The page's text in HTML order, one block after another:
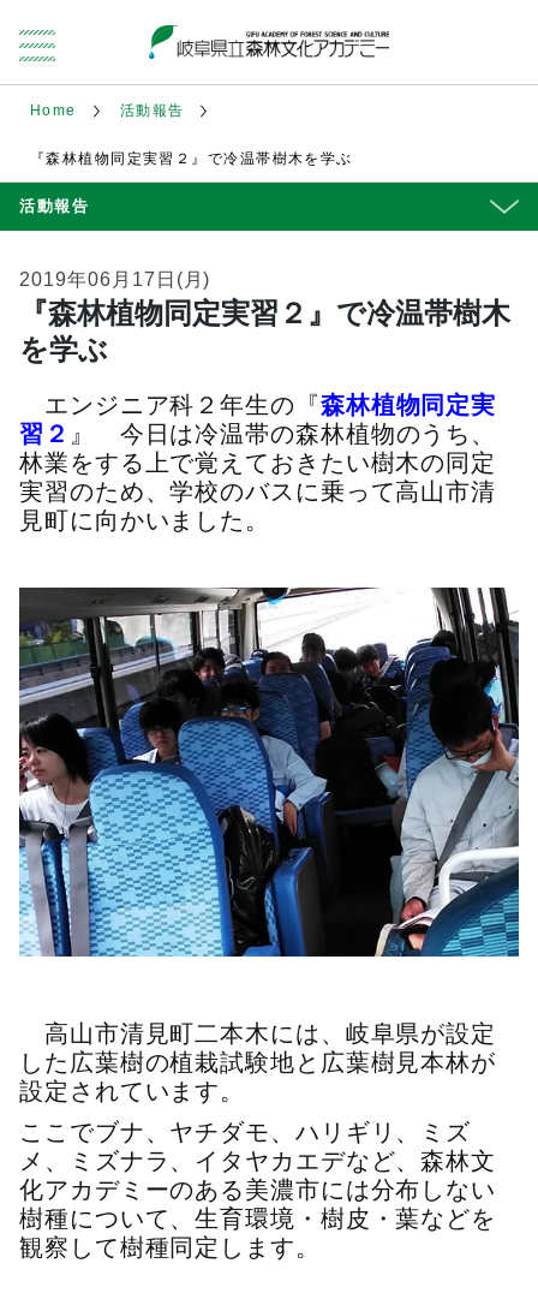
Home 活動報告
『森林植物同定実習２』で冷温帯樹木を学ぶ
活動報告
2019年06月17日(月)
『森林植物同定実習２』で冷温帯樹木
を学ぶ
エンジニア科２年生の『森林植物同定実
習２ 』 今日は冷温帯の森林植物のうち、
林業をする上で覚えておきたい樹木の同定
実習のため、学校のバスに乗って高山市清
見町に向かいました。
高山市清見町二本木には、岐阜県が設定
した広葉樹の植栽試験地と広葉樹見本林が
設定されています。
ここでブナ、ヤチダモ、ハリギリ、ミズ
メ、ミズナラ、イタヤカエデなど、森林文
化アカデミーのある美濃市には分布しない
樹種について、生育環境・樹皮・葉などを
観察して樹種同定します。